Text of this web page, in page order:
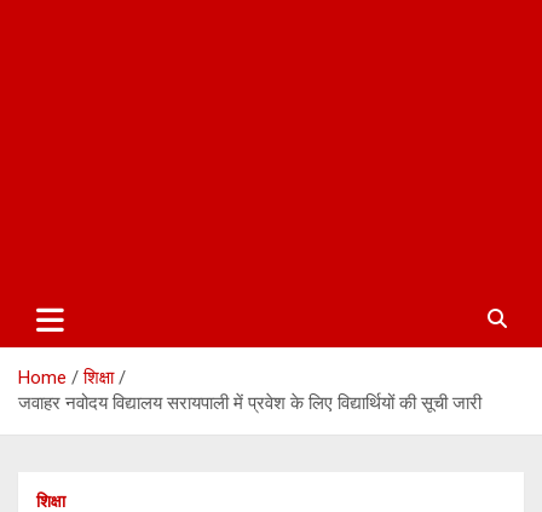
Home
शिक्षा
जवाहर नवोदय विद्यालय सरायपाली में प्रवेश के लिए विद्यार्थियों की सूची जारी
शिक्षा